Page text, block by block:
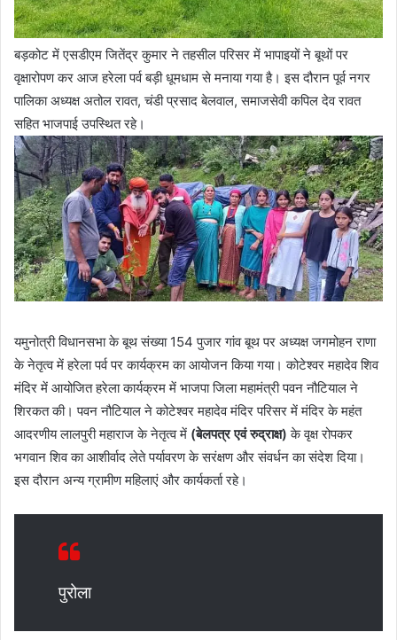
बड़कोट में एसडीएम जितेंद्र कुमार ने तहसील परिसर में भापाइयों ने बूथों पर
वृक्षारोपण कर आज हरेला पर्व बड़ी धूमधाम से मनाया गया है। इस दौरान पूर्व नगर
पालिका अध्यक्ष अतोल रावत, चंडी प्रसाद बेलवाल, समाजसेवी कपिल देव रावत
सहित भाजपाई उपस्थित रहे।
यमुनोत्री विधानसभा के बूथ संख्या 154 पुजार गांव बूथ पर अध्यक्ष जगमोहन राणा
के नेतृत्व में हरेला पर्व पर कार्यक्रम का आयोजन किया गया। कोटेश्वर महादेव शिव
मंदिर में आयोजित हरेला कार्यक्रम में भाजपा जिला महामंत्री पवन नौटियाल ने
शिरकत की। पवन नौटियाल ने कोटेश्वर महादेव मंदिर परिसर में मंदिर के महंत
आदरणीय लालपुरी महाराज के नेतृत्व में (बेलपत्र एवं रुद्राक्ष) के वृक्ष रोपकर
भगवान शिव का आशीर्वाद लेते पर्यावरण के सरंक्षण और संवर्धन का संदेश दिया।
इस दौरान अन्य ग्रामीण महिलाएं और कार्यकर्ता रहे।
पुरोला